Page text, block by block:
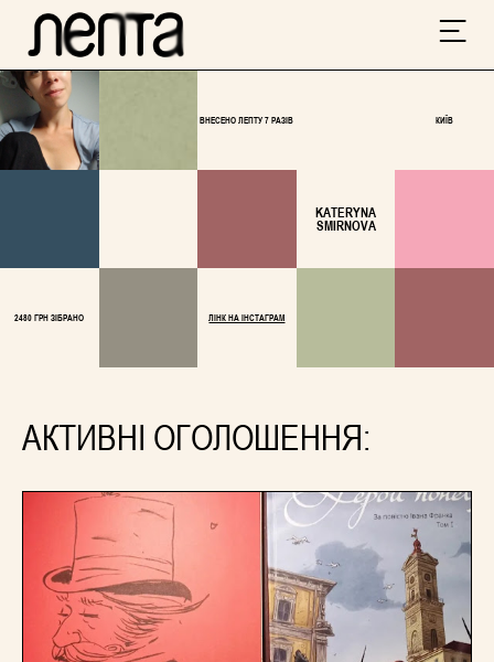
ВНЕСЕНО ЛЕПТУ 7 РАЗІВ КИЇВ
KATERYNA
SMIRNOVA
2480 ГРН ЗІБРАНО ЛІНК НА ІНСТАГРАМ
АКТИВНІ ОГОЛОШЕННЯ: